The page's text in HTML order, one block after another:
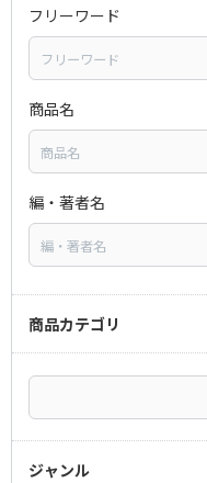
フリーワード
商品名
編・著者名
商品カテゴリ
ジャンル